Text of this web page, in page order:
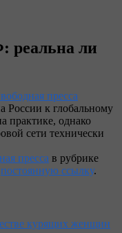
реальна ли
пресса
России к глобальному
практике, однако
сети технически
пресса в рубрике
постоянную ссылку.